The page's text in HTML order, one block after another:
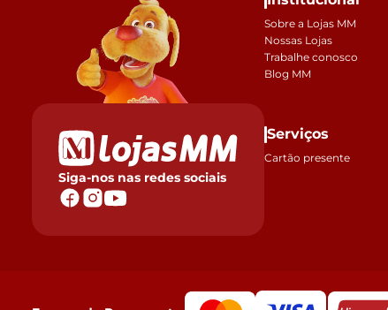
Siga-nos nas redes sociais
Sobre a Lojas MM
Nossas Lojas
Trabalhe conosco
Blog MM
Serviços
Cartão presente